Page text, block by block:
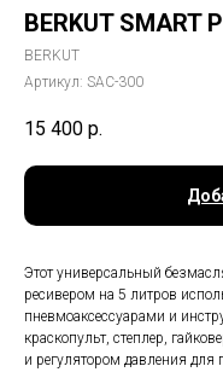
BERKUT SMART
BERKUT
Артикул: SAC-300
15 400 р.
Этот универсальный
ресивером на 5 литров
пневмоаксессуарами и
краскопульт, степлер,
и регулятором давления для